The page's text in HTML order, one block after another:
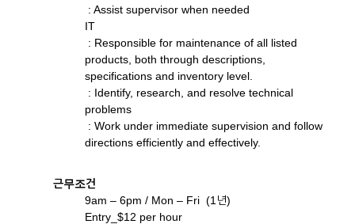
: Assist supervisor when needed
IT
: Responsible for maintenance of all listed
products, both through descriptions,
specifications and inventory level.
: Identify, research, and resolve technical
problems
: Work under immediate supervision and follow
directions efficiently and effectively.
근무조건
9am – 6pm / Mon – Fri (1년)
Entry_$12 per hour